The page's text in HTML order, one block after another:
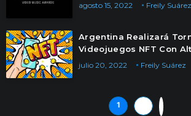
Freily Suárez
agosto 15, 2022
Argentina Realizará
Videojuegos NFT Con
Freily Suárez
julio 20, 2022
1 »